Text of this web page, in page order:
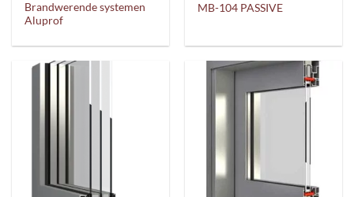
Brandwerende systemen
Aluprof
MB-104 PASSIVE